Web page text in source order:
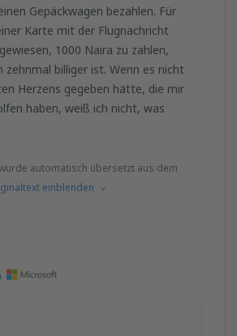
Gepäckwagen bezahlen. Für
Karte mit der Flugnachricht
1000 Naira zu zahlen,
zehnmal billiger ist. Wenn es nicht
Herzens gegeben hätte, die mir
haben, weiß ich nicht, was
automatisch übersetzt aus dem
einblenden